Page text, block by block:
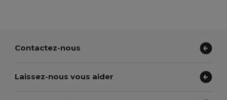
Contactez-nous
Laissez-nous vous aider